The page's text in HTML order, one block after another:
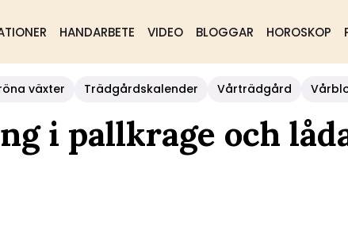
HANDARBETE VIDEO BLOGGAR HOROSKOP
växter Trädgårdskalender Vårträdgård
i pallkrage och